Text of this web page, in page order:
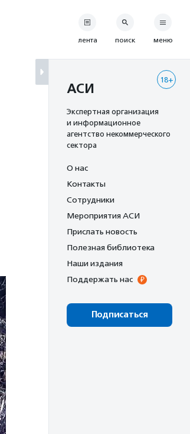
лента поиск меню
18+
АСИ
Экспертная организация
и информационное
агентство некоммерческого
сектора
О нас
Контакты
Сотрудники
Мероприятия АСИ
Прислать новость
Полезная библиотека
Наши издания
Поддержать нас
Подписаться